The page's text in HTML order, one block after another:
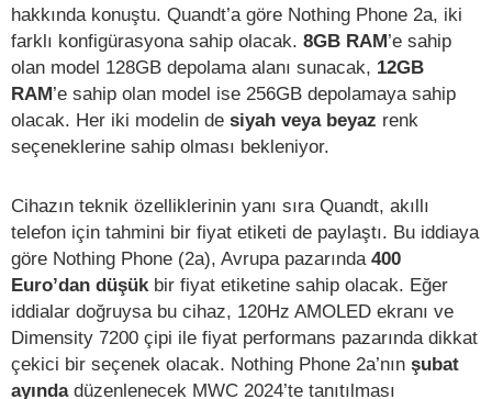
hakkında konuştu. Quandt’a göre Nothing Phone 2a, iki
farklı konfigürasyona sahip olacak. 8GB RAM’e sahip
olan model 128GB depolama alanı sunacak, 12GB
RAM’e sahip olan model ise 256GB depolamaya sahip
olacak. Her iki modelin de siyah veya beyaz renk
seçeneklerine sahip olması bekleniyor.
Cihazın teknik özelliklerinin yanı sıra Quandt, akıllı
telefon için tahmini bir fiyat etiketi de paylaştı. Bu iddiaya
göre Nothing Phone (2a), Avrupa pazarında 400
Euro’dan düşük bir fiyat etiketine sahip olacak. Eğer
iddialar doğruysa bu cihaz, 120Hz AMOLED ekranı ve
Dimensity 7200 çipi ile fiyat performans pazarında dikkat
çekici bir seçenek olacak. Nothing Phone 2a’nın şubat
ayında düzenlenecek MWC 2024’te tanıtılması